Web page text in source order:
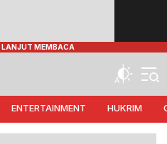
ENTERTAINMENT HUKRIM